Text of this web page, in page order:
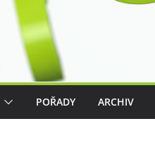
POŘADY ARCHIV